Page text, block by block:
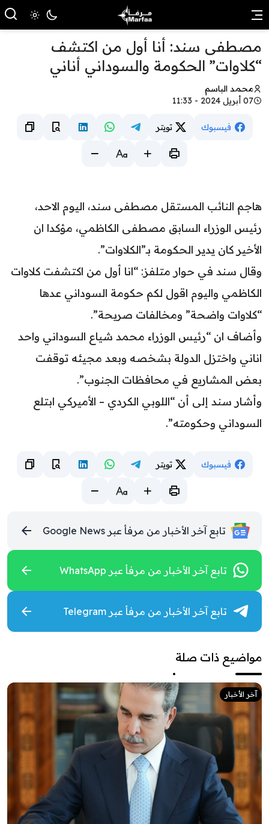
مصطفى سند: أنا أول من اكتشف
“كلاوات” الحكومة والسوداني أناني
محمد الباسم
07 أبريل 2024 - 11:33
فيسبوك تويتر
هاجم النائب المستقل مصطفى سند، اليوم الاحد،
رئيس الوزراء السابق مصطفى الكاظمي، مؤكدا ان
الأخير كان يدير الحكومة بـ”الكلاوات”.
وقال سند في حوار متلفز: “انا أول من اكتشفت كلاوات
الكاظمي واليوم اقول لكم حكومة السوداني عدها
“كلاوات واضحة” ومخالفات صريحة”.
وأضاف ان “رئيس الوزراء محمد شياع السوداني واحد
اناني واختزل الدولة بشخصه وبعد مجيئه توقفت
بعض المشاريع في محافظات الجنوب”.
وأشار سند إلى أن “اللوبي الكردي – الأميركي ابتلع
السوداني وحكومته”.
فيسبوك تويتر
تابع آخر الأخبار من مرفأ عبر Google News
تابع آخر الأخبار من مرفأ عبر WhatsApp
تابع آخر الأخبار من مرفأ عبر Telegram
مواضيع ذات صلة
آخر الأخبار